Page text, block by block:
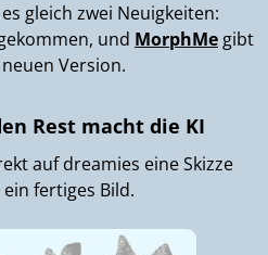
gleich zwei Neuigkeiten:
und MorphMe gibt
Version.
Rest macht die KI
auf dreamies eine Skizze
fertiges Bild.